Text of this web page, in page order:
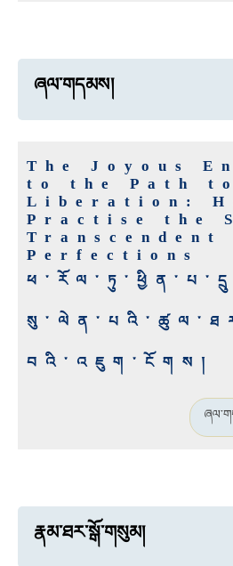
ཞལ་གདམས།
The Joyous
to the Path to
Liberation:
Practise the
Transcendent
Perfections
བའི་འཇུག་ངོགས།
རྣམ་ཐར་སྒོ་གསུམ།